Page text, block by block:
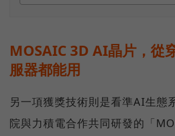
MOSAIC 3D AI晶片，從
服器都能用
另一項獲獎技術則是看準AI生態
院與力積電合作共同研發的「